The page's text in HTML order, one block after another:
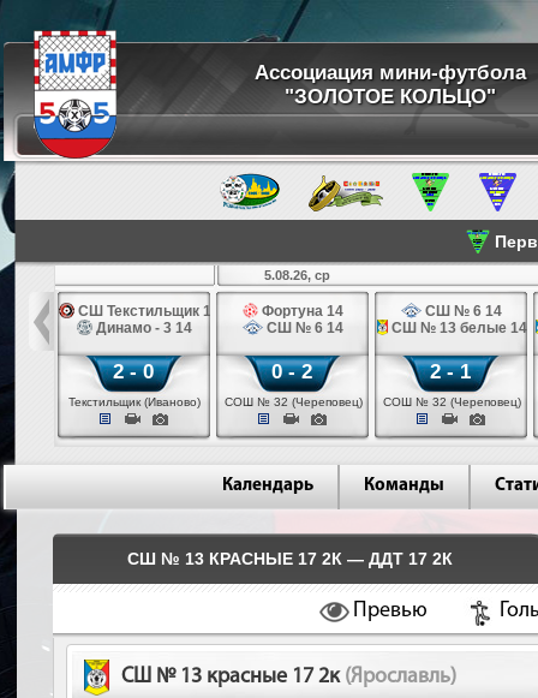
Ассоциация мини-футбола
"ЗОЛОТОЕ КОЛЬЦО"
14
СШ Текстильщик 14
Динамо - 3 14
2 - 0
Текстильщик (Иваново)
5.08.26, ср
Фортуна 14
СШ № 6 14
0 - 2
СОШ № 32 (Череповец)
СШ № 6 14
СШ № 13 белые 14
2 - 1
СОШ № 32 (Череповец)
Календарь Команды
СШ № 13 КРАСНЫЕ 17 2К — ДДТ 17 2К
Превью
СШ № 13 красные 17 2к (Ярославль)